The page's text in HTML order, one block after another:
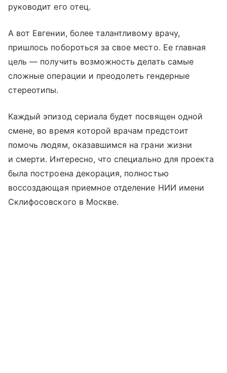
руководит его отец.
А вот Евгении, более талантливому врачу,
пришлось побороться за свое место. Ее главная
цель — получить возможность делать самые
сложные операции и преодолеть гендерные
стереотипы.
Каждый эпизод сериала будет посвящен одной
смене, во время которой врачам предстоит
помочь людям, оказавшимся на грани жизни
и смерти. Интересно, что специально для проекта
была построена декорация, полностью
воссоздающая приемное отделение НИИ имени
Склифосовского в Москве.